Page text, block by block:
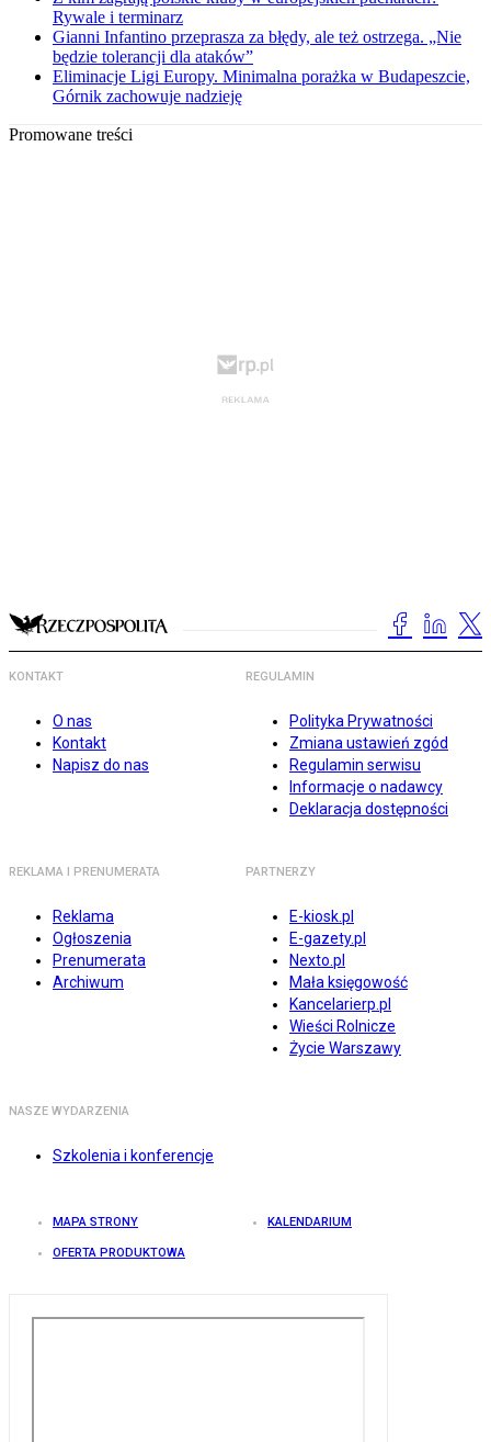
Rywale i terminarz
Gianni Infantino przeprasza za błędy, ale też ostrzega. „Nie
będzie tolerancji dla ataków”
Eliminacje Ligi Europy. Minimalna porażka w Budapeszcie,
Górnik zachowuje nadzieję
Promowane treści
KONTAKT
O nas
Kontakt
Napisz do nas
REGULAMIN
Polityka Prywatności
Zmiana ustawień zgód
Regulamin serwisu
Informacje o nadawcy
Deklaracja dostępności
REKLAMA I PRENUMERATA
Reklama
Ogłoszenia
Prenumerata
Archiwum
PARTNERZY
E-kiosk.pl
E-gazety.pl
Nexto.pl
Mała księgowość
Kancelarierp.pl
Wieści Rolnicze
Życie Warszawy
NASZE WYDARZENIA
Szkolenia i konferencje
MAPA STRONY KALENDARIUM
OFERTA PRODUKTOWA